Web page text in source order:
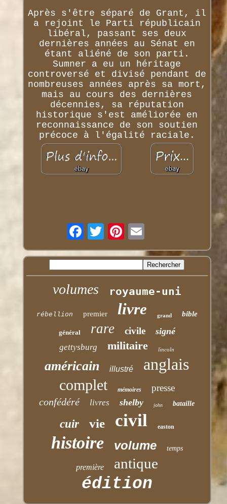
Après s'être séparé de Grant, il
a rejoint le Parti républicain
libéral, passant ses deux
dernières années au Sénat en
étant aliéné de son parti.
Sumner a eu un héritage
controversé et divisé pendant de
nombreuses années après sa mort,
mais au cours des dernières
décennies, sa réputation
historique s'est améliorée en
reconnaissance de son soutien
précoce à l'égalité raciale.
volumes royaume-uni
rébellion premier livre grand bible
général rare civile signé
gettysburg militaire lincoln
américain illustré anglais
complet mémoires presse
confédéré livres shelby john bataille
cuir vie civil easton
histoire volume temps
première antique
édition